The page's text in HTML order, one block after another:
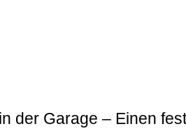
der Garage – Einen